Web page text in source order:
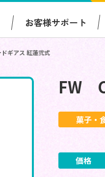
お客様サポート
ギアス 紅蓮弐式
FW
菓子・
価格